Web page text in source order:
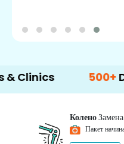
500+
КоленоЗамена
Пакет